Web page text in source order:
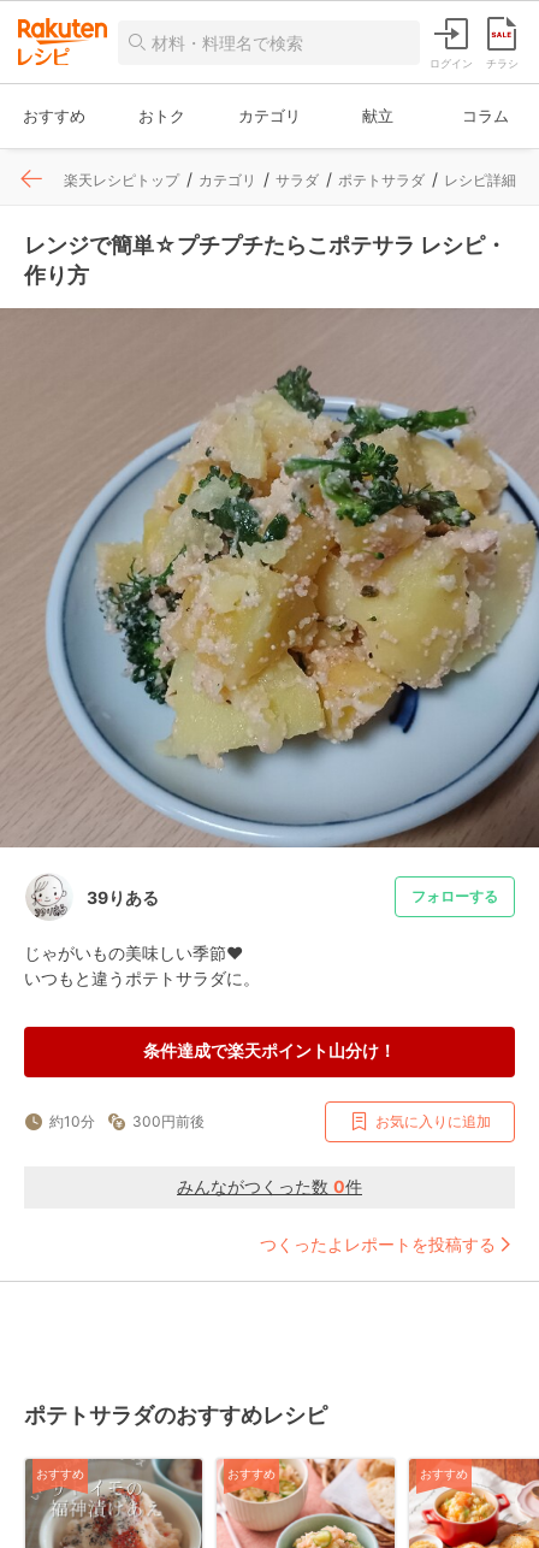
ログイン チラシ
おすすめ おトク カテゴリ 献立 コラム
楽天レシピトップ カテゴリ サラダ ポテトサラダ レシピ詳細
レンジで簡単☆プチプチたらこポテサラ レシピ・
作り方
39りある フォローする
じゃがいもの美味しい季節❤️
いつもと違うポテトサラダに。
条件達成で楽天ポイント山分け！
約10分 300円前後 お気に入りに追加
みんながつくった数 0件
つくったよレポートを投稿する
ポテトサラダのおすすめレシピ
おすすめ おすすめ おすすめ